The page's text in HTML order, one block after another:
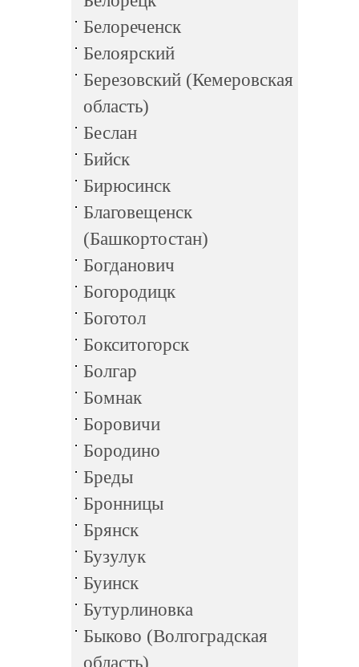
Белореченск
Белоярский
Березовский (Кемеровская
область)
Беслан
Бийск
Бирюсинск
Благовещенск
(Башкортостан)
Богданович
Богородицк
Боготол
Бокситогорск
Болгар
Бомнак
Боровичи
Бородино
Бреды
Бронницы
Брянск
Бузулук
Буинск
Бутурлиновка
Быково (Волгоградская
область)